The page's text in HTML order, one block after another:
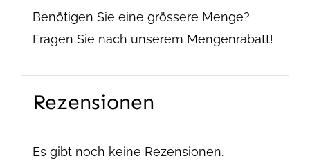
Benötigen Sie eine grössere Menge?
Fragen Sie nach unserem Mengenrabatt!
Rezensionen
Es gibt noch keine Rezensionen.